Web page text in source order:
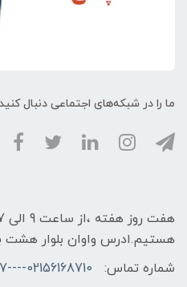
ما را در شبکه‌های اجتماعی دنبال
هستیم.ادرس واوان بلوار هشت
شماره تماس:
02156168710----09376779107